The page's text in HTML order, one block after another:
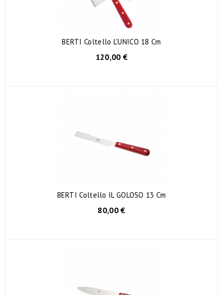
BERTI Coltello L'UNICO 18 Cm
120,00 €
BERTI Coltello IL GOLOSO 13 Cm
80,00 €